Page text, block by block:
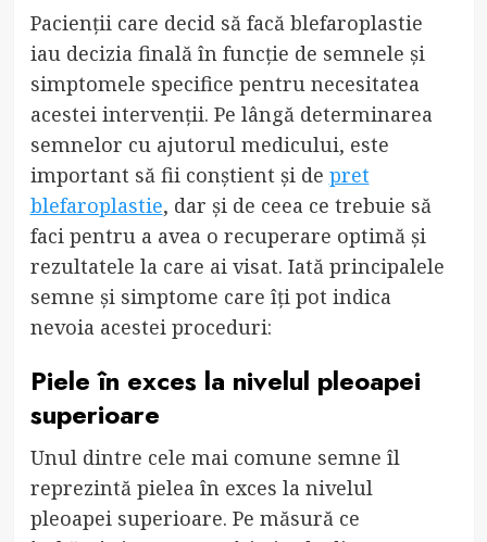
Pacienții care decid să facă blefaroplastie
iau decizia finală în funcție de semnele și
simptomele specifice pentru necesitatea
acestei intervenții. Pe lângă determinarea
semnelor cu ajutorul medicului, este
important să fii conștient și de pret
blefaroplastie, dar și de ceea ce trebuie să
faci pentru a avea o recuperare optimă și
rezultatele la care ai visat. Iată principalele
semne și simptome care îți pot indica
nevoia acestei proceduri:
Piele în exces la nivelul pleoapei
superioare
Unul dintre cele mai comune semne îl
reprezintă pielea în exces la nivelul
pleoapei superioare. Pe măsură ce